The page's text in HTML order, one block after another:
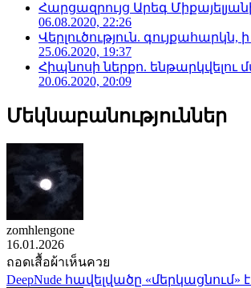
Հարցազրույց Արեգ
06.08.2020, 22:26
Վերլուծություն. գույքահարկն,
25.06.2020, 19:37
Հիպնոսի ներքո. ենթարկվելու
20.06.2020, 20:09
Մեկնաբանություններ
zomhlengone
16.01.2026
ถอดเสื้อผ้าเห็นควย
DeepNude հավելվածը